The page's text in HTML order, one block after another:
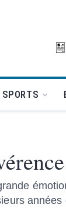
SPORTS
années